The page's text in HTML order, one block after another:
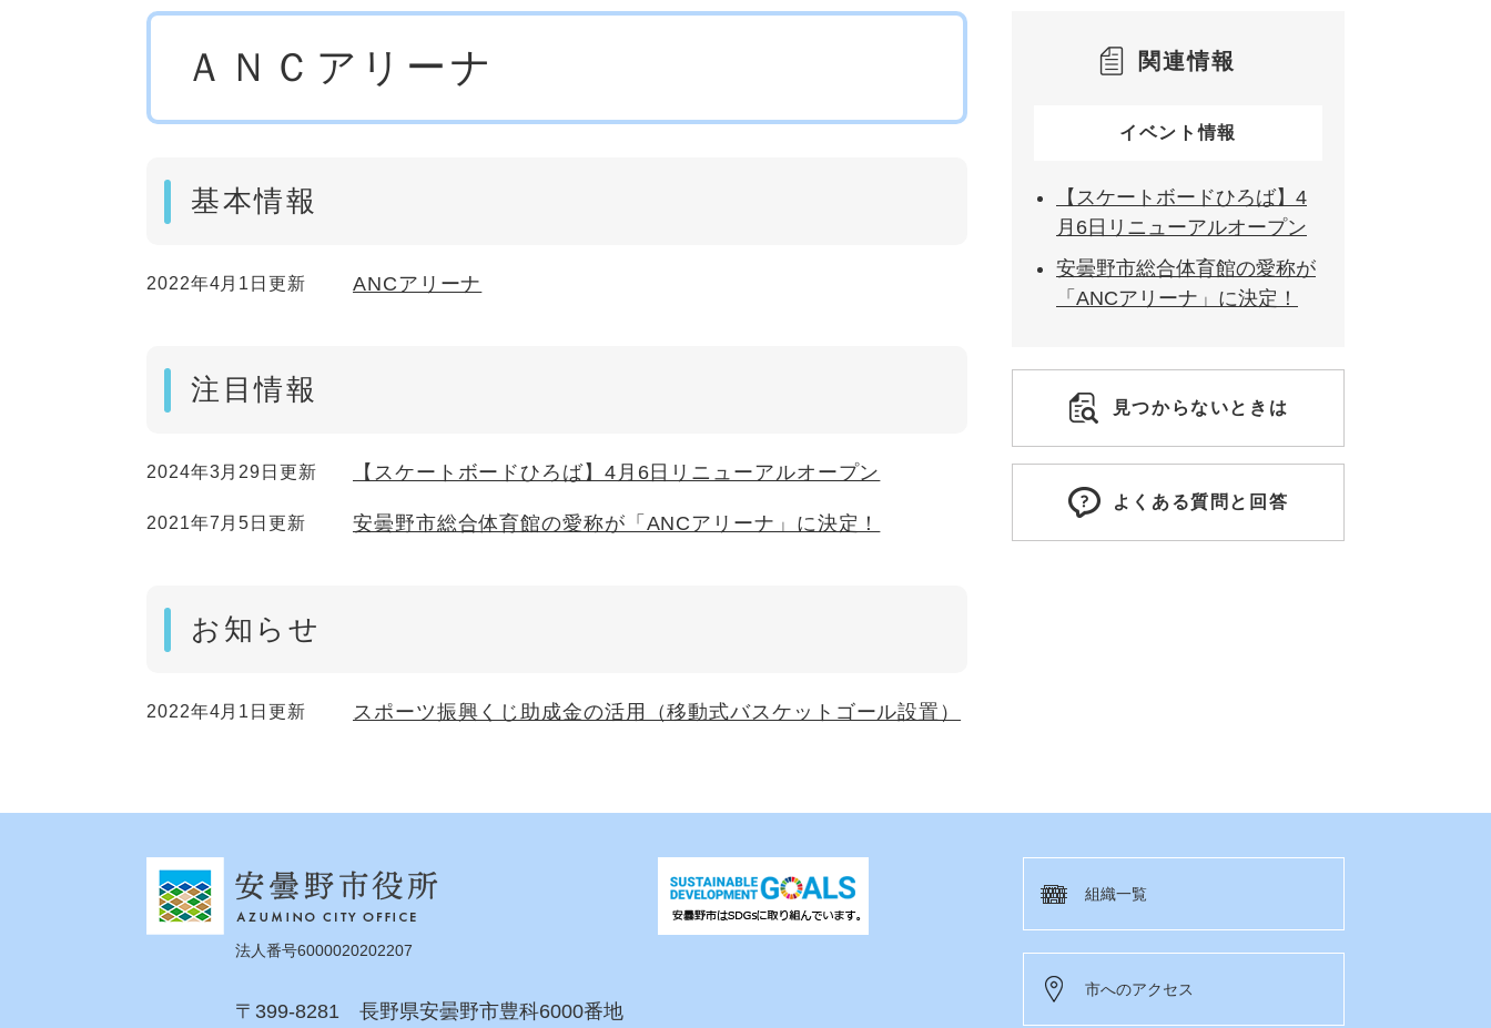
ＡＮＣアリーナ
基本情報
2022年4月1日更新 ANCアリーナ
注目情報
2024年3月29日更新 【スケートボードひろば】4月6日リニューアルオープン
2021年7月5日更新 安曇野市総合体育館の愛称が「ANCアリーナ」に決定！
お知らせ
2022年4月1日更新 スポーツ振興くじ助成金の活用（移動式バスケットゴール設置）
関連情報
イベント情報
【スケートボードひろば】4
月6日リニューアルオープン
安曇野市総合体育館の愛称が
「ANCアリーナ」に決定！
見つからないときは
よくある質問と回答
法人番号6000020202207
〒399-8281 長野県安曇野市豊科6000番地
組織一覧
市へのアクセス